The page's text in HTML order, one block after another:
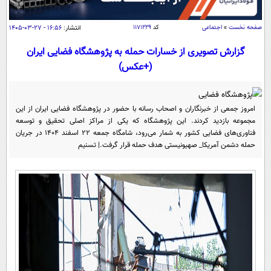
سیاسی
اقتصاد
خودرو
جامعه
اجتماعی
سلامت
یک برش دانایی
سفر و تفریح
ورزشی
سیاست خارجی
فرهنگ و هنر
علم و دانش
فناوری و It
علمی
اخبار کریپتو
قرآن
گوناگون
سرگرمی
باشگاه مغز
مجله تصویری سلاح
فیلم
اقتصاد
سیاست
عصر ایران 2
خواندنی ها و دیدنی ها
داستان کوتاه
آموزش زبان
صفحه نخست » اجتماعی کد ۱۱۷۱۲۲۹ انتشار: ۱۶:۵۶ - ۲۷-۰۳-۱۴۰۵
گزارش تصویری از خسارات حمله به پژوهشگاه فضایی ایران
(+عکس)
امروز جمعی از خبرنگاران و اصحاب رسانه با حضور در پژوهشگاه فضایی ایران از این
مجموعه بازدید کردند. این پژوهشگاه که یکی از مراکز اصلی تحقیق و توسعه
فناوری‌های فضایی کشور به شمار می‌رود، شامگاه جمعه 22 اسفند 1404 در جریان
حمله دشمن آمریکا_ صهیونیستی هدف حمله قرار گرفت.| تسنیم